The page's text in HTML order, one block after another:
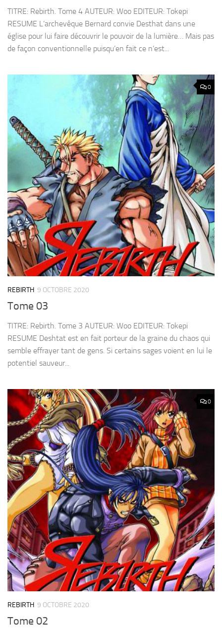
TITRE: Rebirth. Tome 4 AUTEUR: Woo EDITEUR: Tokepi
RESUME L’archevêque Bernard convie Desthat dans une
église pour lui faire découvrir le pouvoir de la lumière… Mais pas
de façon conventionnelle puisqu’en fait ce n’est...
0
REBIRTH 9 OCTOBRE 2020
Tome 03
TITRE: Rebirth. Tome 3 AUTEUR: Woo EDITEUR: Tokepi
RESUME Deshtat est en fait porteur de la graine du chaos qui
semble effrayer tant de gens. Si certains sages voient en lui le
potentiel sauveur...
0
REBIRTH 9 OCTOBRE 2020
Tome 02